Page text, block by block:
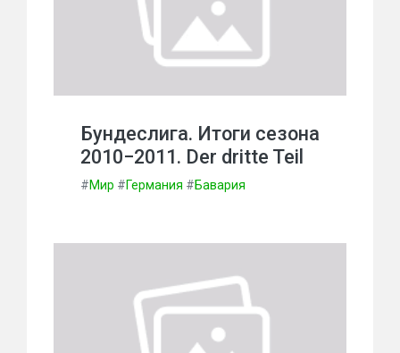
Бундеслига. Итоги сезона
2010−2011. Der dritte Teil
#Мир #Германия #Бавария